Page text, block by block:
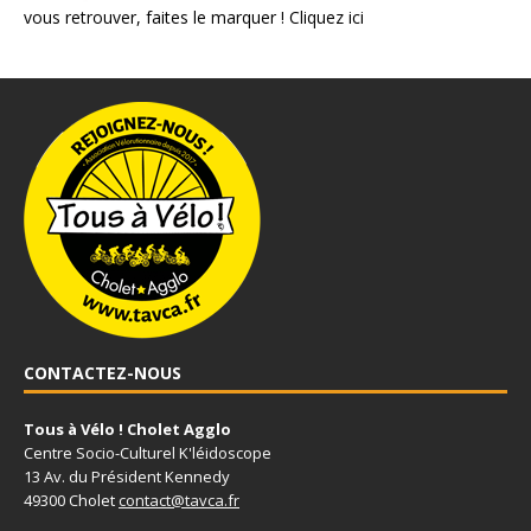
vous retrouver, faites le marquer ! Cliquez ici
CONTACTEZ-NOUS
Tous à Vélo ! Cholet Agglo
Centre Socio-Culturel K'léidoscope
13 Av. du Président Kennedy
49300 Choletcontact@tavca.fr